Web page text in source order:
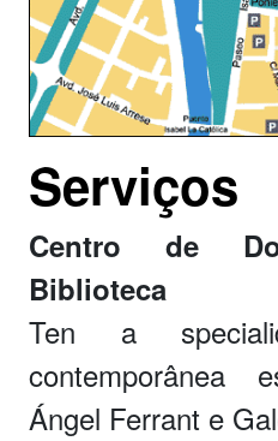
Serviços
Centro de
Biblioteca
Ten a
contemporânea
Ángel Ferrant e